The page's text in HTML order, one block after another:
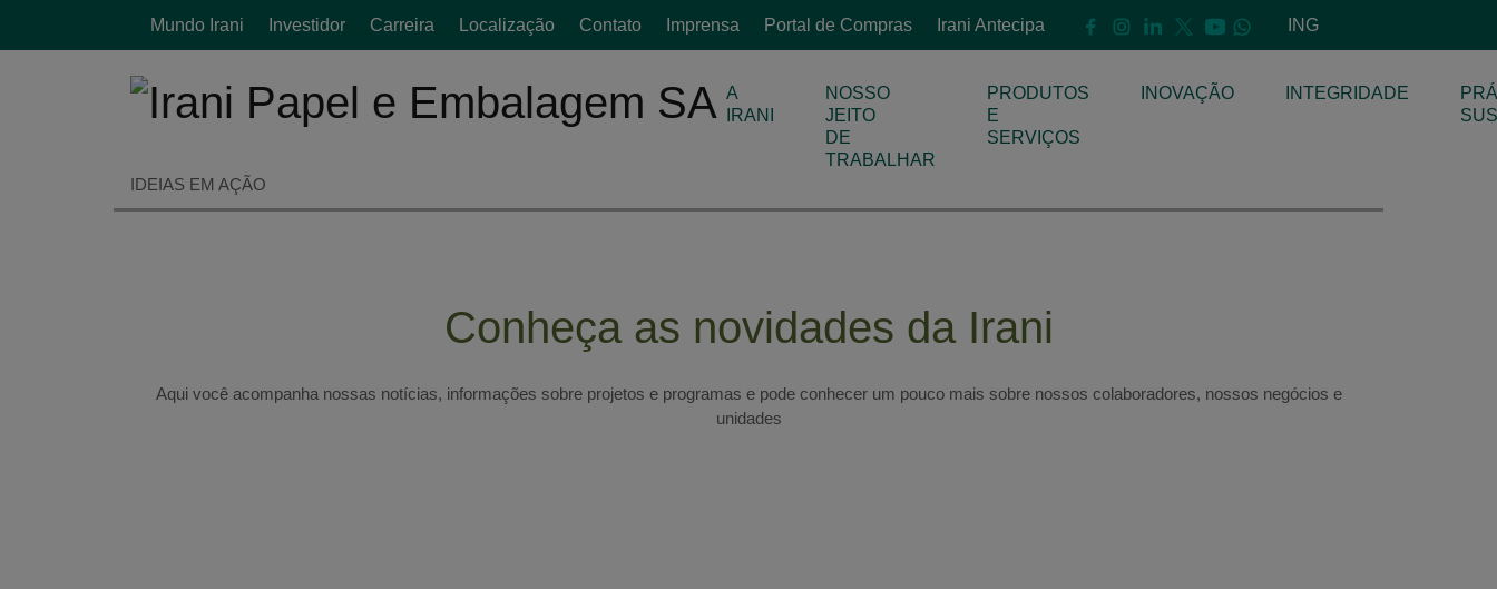
Mundo Irani Investidor Carreira Localização Contato Imprensa Portal de Compras Irani Antecipa ING
ESP
A
IRANI
NOSSO
JEITO
DE
TRABALHAR
PRODUTOS
E
SERVIÇOS
INOVAÇÃO INTEGRIDADE
IDEIAS EM AÇÃO
Conheça as novidades da Irani
Aqui você acompanha nossas notícias, informações sobre projetos e programas e pode conhecer um pouco mais sobre nossos colaboradores, nossos negócios e
unidades